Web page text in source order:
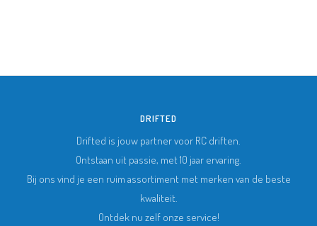
DRIFTED
Drifted is jouw partner voor RC driften.
Ontstaan uit passie, met 10 jaar ervaring.
Bij ons vind je een ruim assortiment met merken van de beste
kwaliteit.
Ontdek nu zelf onze service!